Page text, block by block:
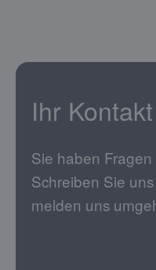
Ihr
Sie haben
Schreiben Sie
melden uns